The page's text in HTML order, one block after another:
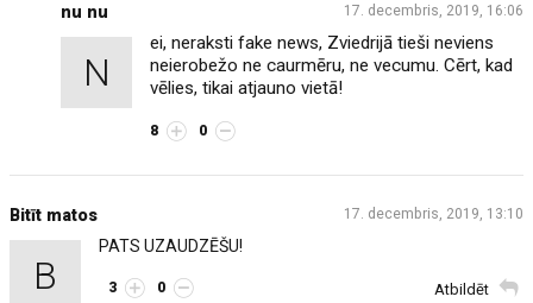
17. decembris, 2019, 16:06
nu nu
N
ei, neraksti fake news, Zviedrijā tieši neviens
neierobežo ne caurmēru, ne vecumu. Cērt, kad
vēlies, tikai atjauno vietā!
8 0
17. decembris, 2019, 13:10
Bitīt matos
B
PATS UZAUDZĒŠU!
Atbildēt
3 0